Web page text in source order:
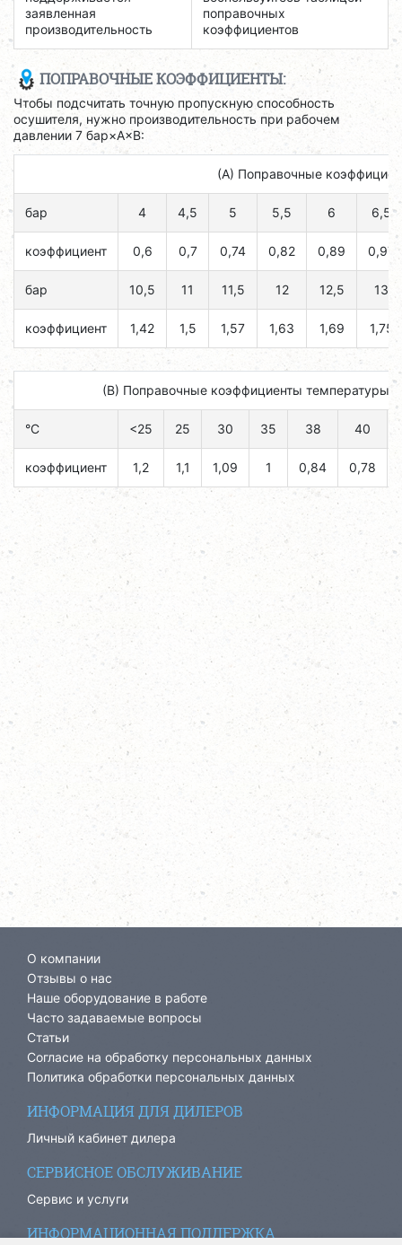
заявленная
производительность
поправочных
коэффициентов
ПОПРАВОЧНЫЕ КОЭФФИЦИЕНТЫ:
Чтобы подсчитать точную пропускную способность
осушителя, нужно производительность при рабочем
давлении 7 бар×A×B:
(А) Поправочные
бар 4 4,5 5 5,5 6 6,5
коэффициент 0,6 0,7 0,74 0,82 0,89 0,97
бар 10,5 11 11,5 12 12,5 13
коэффициент 1,42 1,5 1,57 1,63 1,69 1,75
(B) Поправочные коэффициенты температуры
°C <25 25 30 35 38 40
коэффициент 1,2 1,1 1,09 1 0,84 0,78
О компании
Отзывы о нас
Наше оборудование в работе
Часто задаваемые вопросы
Статьи
Согласие на обработку персональных данных
Политика обработки персональных данных
ИНФОРМАЦИЯ ДЛЯ ДИЛЕРОВ
Личный кабинет дилера
СЕРВИСНОЕ ОБСЛУЖИВАНИЕ
Сервис и услуги
ИНФОРМАЦИОННАЯ ПОДДЕРЖКА